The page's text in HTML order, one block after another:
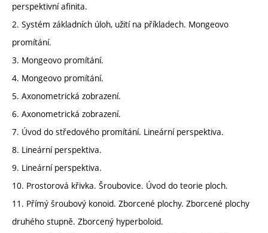
perspektivní afinita.
2. Systém základních úloh, užití na příkladech. Mongeovo
promítání.
3. Mongeovo promítání.
4. Mongeovo promítání.
5. Axonometrická zobrazení.
6. Axonometrická zobrazení.
7. Úvod do středového promítání. Lineární perspektiva.
8. Lineární perspektiva.
9. Lineární perspektiva.
10. Prostorová křivka. Šroubovice. Úvod do teorie ploch.
11. Přímý šroubový konoid. Zborcené plochy. Zborcené plochy
druhého stupně. Zborcený hyperboloid.